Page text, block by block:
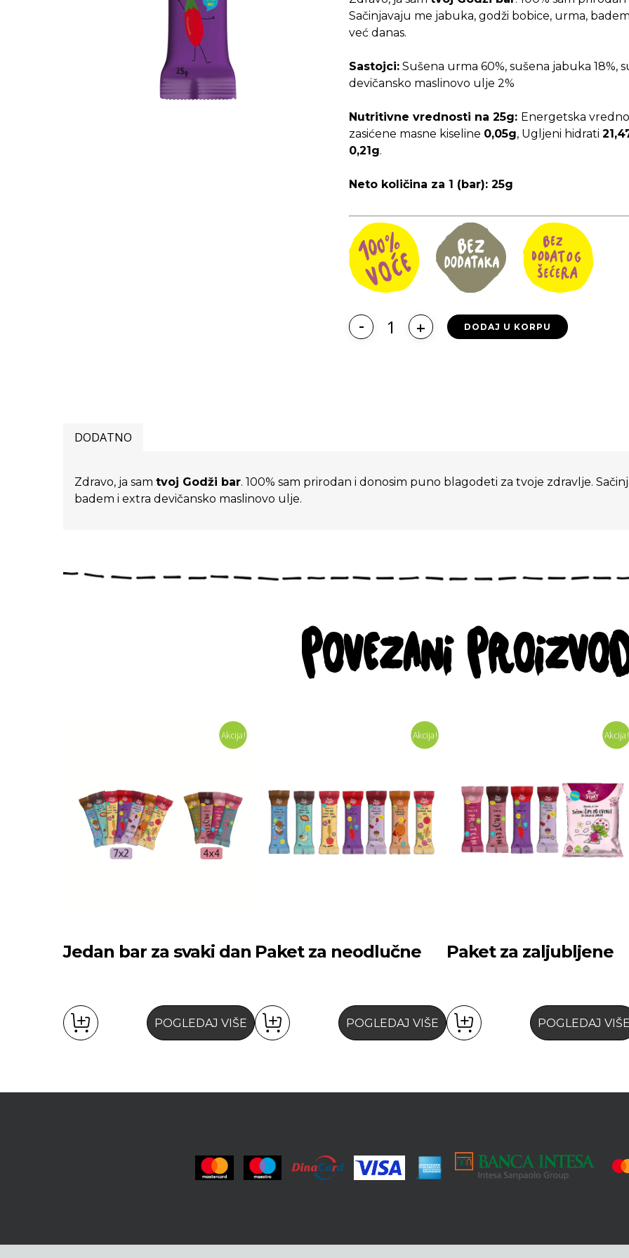
bila:
95.00 RSD.
80.00
Sačinjavaju me jabuka, godži bobice, urma,
već danas.
Sastojci: Sušena urma 60%, sušena jabuka 18%,
devičansko maslinovo ulje 2%
Nutritivne vrednosti na 25g: Energetska
zasićene masne kiseline 0,05g, Ugljeni hidrati
0,21g.
Neto količina za 1 (bar): 25g
DODAJ U KORPU
DODATNO
Zdravo, ja sam tvoj Godži bar. 100% sam prirodan i donosim puno blagodeti za tvoje zdravlje.
badem i extra devičansko maslinovo ulje.
POVEZANI
Akcija!
Jedan bar za svaki dan
POGLEDAJ VIŠE
Akcija!
Paket za neodlučne
POGLEDAJ VIŠE
Akcija!
Paket za zaljubljene
POGLEDAJ